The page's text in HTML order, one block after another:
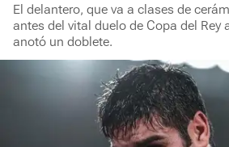
El delantero, que va a clases de
antes del vital duelo de Copa del Rey
anotó un doblete.